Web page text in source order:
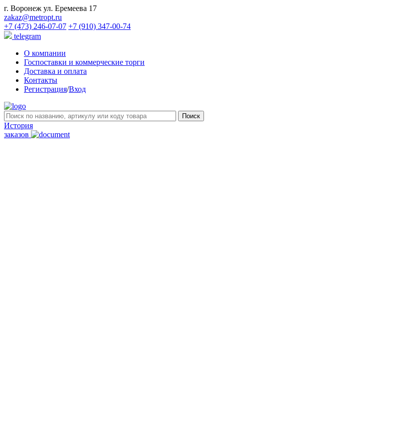
г. Воронеж ул. Еремеева 17
zakaz@metropt.ru
+7 (473) 246-07-07 +7 (910) 347-00-74
telegram
О компании
Госпоставки и коммерческие торги
Доставка и оплата
Контакты
Регистрация/Вход
История
заказов